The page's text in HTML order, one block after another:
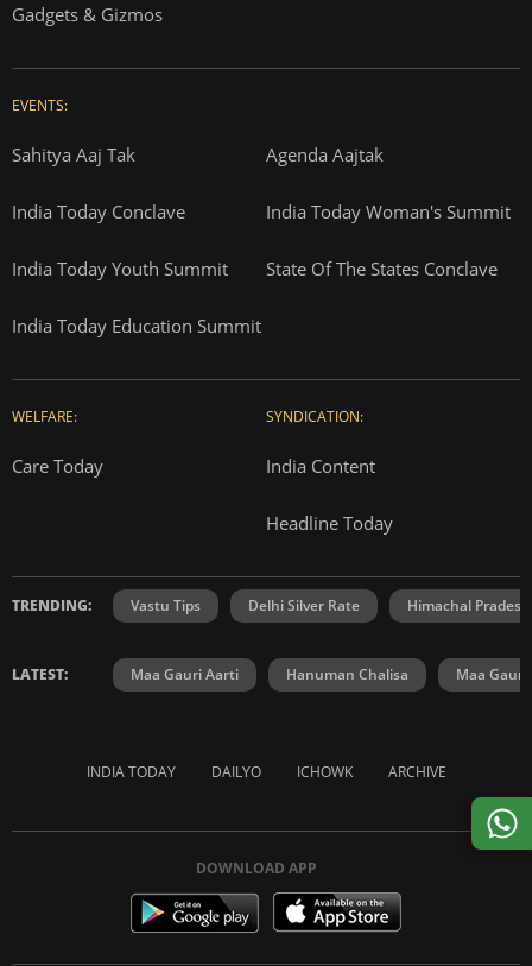
Gadgets & Gizmos
EVENTS:
Sahitya Aaj Tak Agenda Aajtak
India Today Conclave India Today Woman's Summit
India Today Youth Summit State Of The States Conclave
India Today Education Summit
WELFARE:
Care Today
SYNDICATION:
India Content
Headline Today
TRENDING: Vastu Tips Delhi Silver Rate Himachal
LATEST: Maa Gauri Aarti Hanuman Chalisa Maa Gauri
INDIA TODAY DAILYO ICHOWK ARCHIVE
DOWNLOAD APP